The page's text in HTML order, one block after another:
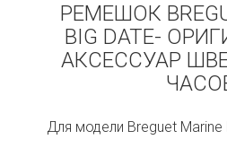
РЕМЕШОК
BIG DATE-
АКСЕССУАР
Для модели Breguet Marine